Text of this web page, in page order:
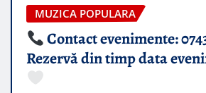
MUZICA POPULARA
Contact evenimente:
Rezervă din timp data